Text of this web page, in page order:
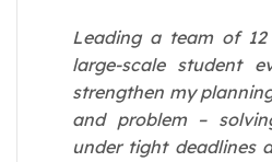
Leading a team of 12
large-scale student
strengthen my
and problem –
under tight deadlines